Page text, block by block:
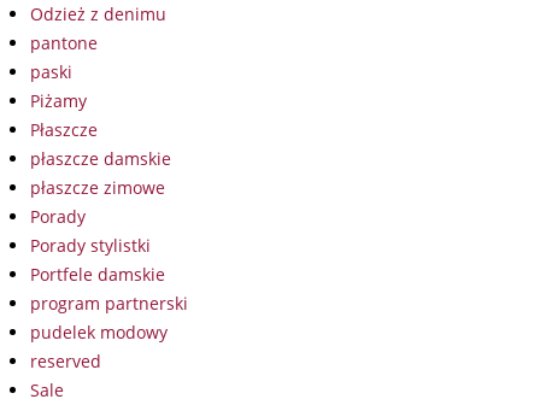
Odzież z denimu
pantone
paski
Piżamy
Płaszcze
płaszcze damskie
płaszcze zimowe
Porady
Porady stylistki
Portfele damskie
program partnerski
pudelek modowy
reserved
Sale